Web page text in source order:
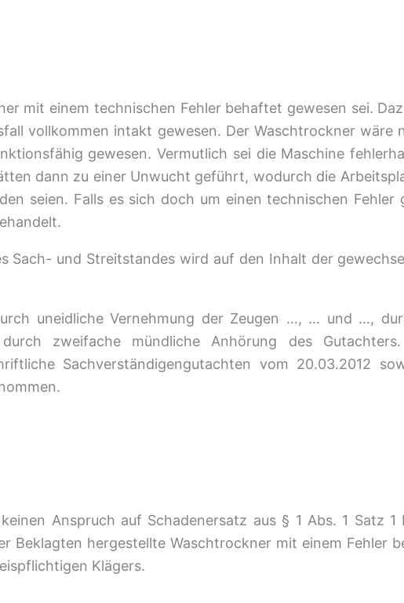
mit einem technischen Fehler behaftet gewesen sei.
vollkommen intakt gewesen. Der Waschtrockner wäre
gewesen. Vermutlich sei die Maschine
dann zu einer Unwucht geführt, wodurch die
seien. Falls es sich doch um einen technischen Fehler
Sach- und Streitstandes wird auf den Inhalt der
uneidliche Vernehmung der Zeugen …, … und …,
durch zweifache mündliche Anhörung des
Sachverständigengutachten vom 20.03.2012
Anspruch auf Schadenersatz aus § 1 Abs. 1 Satz
Beklagten hergestellte Waschtrockner mit einem Fehler
Klägers.